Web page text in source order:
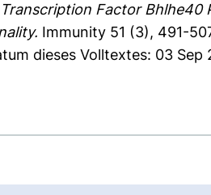
Factor Bhlhe40
Immunity 51 (3), 491-
dieses Volltextes: 03 Sep